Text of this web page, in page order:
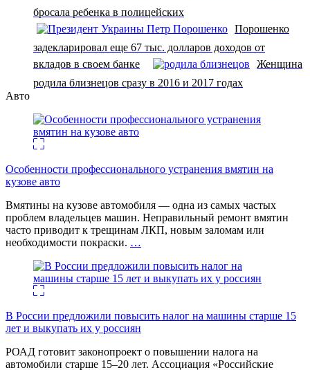
бросала ребенка в полицейских
Порошенко
задекларировал еще 67 тыс. долларов доходов от
вкладов в своем банке
Женщина
родила близнецов сразу в 2016 и 2017 годах
Авто
Особенности профессионального устранения вмятин на
кузове авто
Вмятины на кузове автомобиля — одна из самых частых
проблем владельцев машин. Неправильный ремонт вмятин
часто приводит к трещинам ЛКП, новым заломам или
необходимости покраски. …
В России предложили повысить налог на машины старше 15
лет и выкупать их у россиян
РОАД готовит законопроект о повышении налога на
автомобили старше 15–20 лет. Ассоциация «Российские